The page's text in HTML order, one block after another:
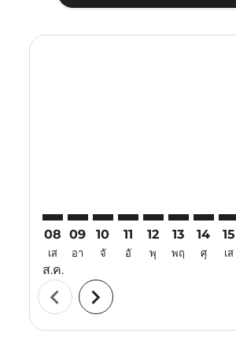
08
เส
ส.ค.
09
อา
10
จั
11
อั
12
พุ
13
พฤ
14
ศุ
15
เส
chevron_left chevron_right